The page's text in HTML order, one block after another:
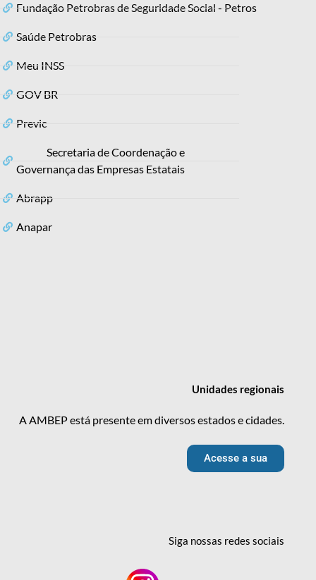
Fundação Petrobras de Seguridade Social - Petros
Saúde Petrobras
Meu INSS
GOV BR
Previc
Secretaria de Coordenação e
Governança das Empresas Estatais
Abrapp
Anapar
Unidades regionais
A AMBEP está presente em diversos estados e cidades.
Acesse a sua
Siga nossas redessociais